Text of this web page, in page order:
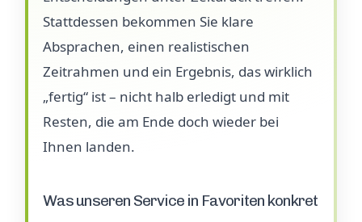
Stattdessen bekommen Sie klare
Absprachen, einen realistischen
Zeitrahmen und ein Ergebnis, das wirklich
„fertig“ ist – nicht halb erledigt und mit
Resten, die am Ende doch wieder bei
Ihnen landen.
Was unseren Service in Favoriten konkret